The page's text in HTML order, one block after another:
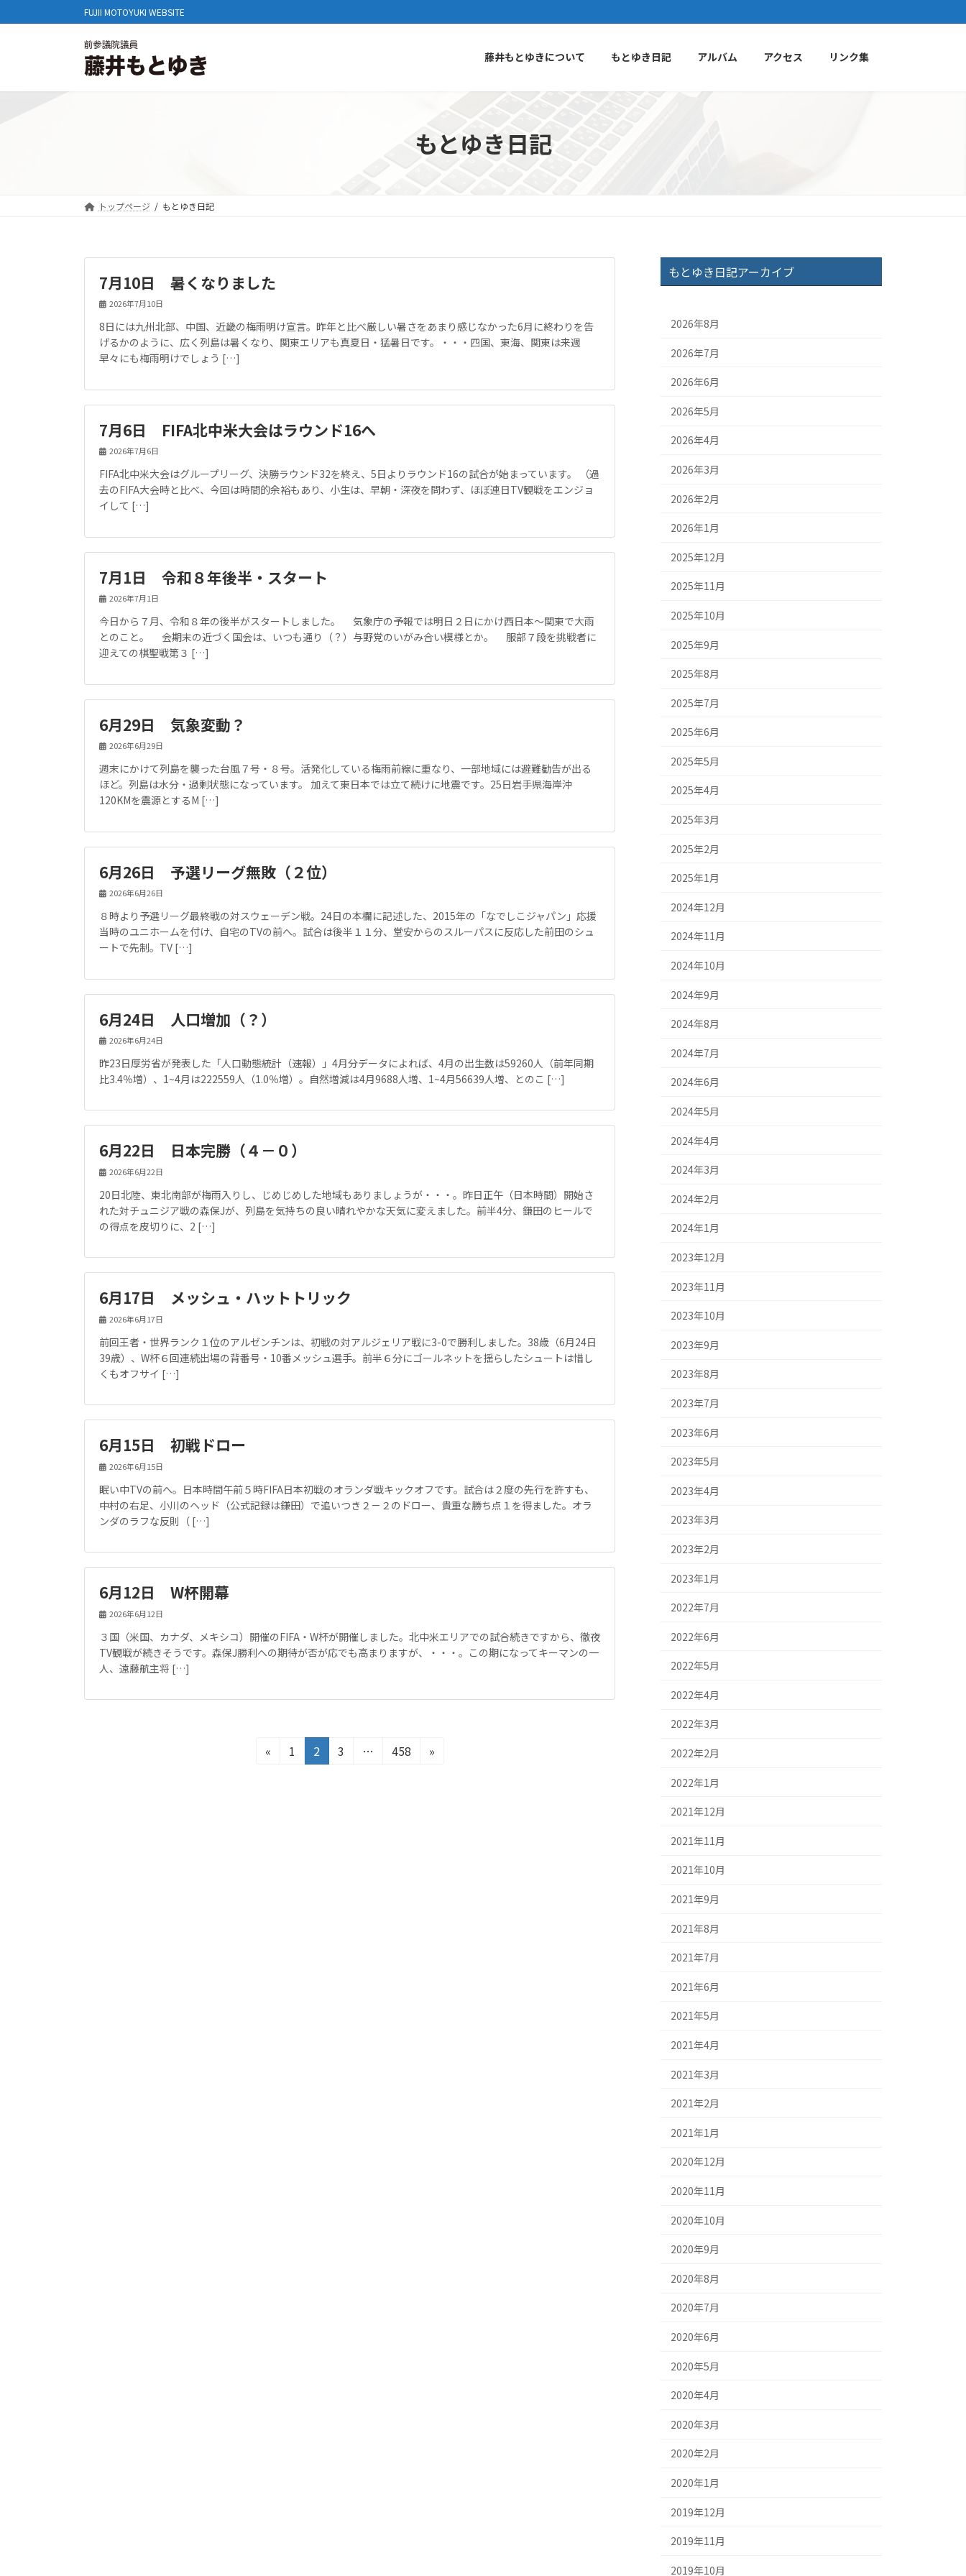
ン
へ
ビ
ョ
FUJII MOTOYUKI WEBSITE
藤井もとゆきについて もとゆき日記 アルバム アクセス リンク集
もとゆき日記
トップページ もとゆき日記
7月10日 暑くなりました
2026年7月10日
8日には九州北部、中国、近畿の梅雨明け宣言。昨年と比べ厳しい暑さをあまり感じなかった6月に終わりを告
げるかのように、広く列島は暑くなり、関東エリアも真夏日・猛暑日です。・・・四国、東海、関東は来週
早々にも梅雨明けでしょう […]
7月6日 FIFA北中米大会はラウンド16へ
2026年7月6日
FIFA北中米大会はグループリーグ、決勝ラウンド32を終え、5日よりラウンド16の試合が始まっています。 （過
去のFIFA大会時と比べ、今回は時間的余裕もあり、小生は、早朝・深夜を問わず、ほぼ連日TV観戦をエンジョ
イして […]
7月1日 令和８年後半・スタート
2026年7月1日
今日から７月、令和８年の後半がスタートしました。 気象庁の予報では明日２日にかけ西日本～関東で大雨
とのこと。 会期末の近づく国会は、いつも通り（？）与野党のいがみ合い模様とか。 服部７段を挑戦者に
迎えての棋聖戦第３ […]
6月29日 気象変動？
2026年6月29日
週末にかけて列島を襲った台風７号・８号。活発化している梅雨前線に重なり、一部地域には避難勧告が出る
ほど。列島は水分・過剰状態になっています。 加えて東日本では立て続けに地震です。25日岩手県海岸沖
120KMを震源とするM […]
6月26日 予選リーグ無敗（２位）
2026年6月26日
８時より予選リーグ最終戦の対スウェーデン戦。24日の本欄に記述した、2015年の「なでしこジャパン」応援
当時のユニホームを付け、自宅のTVの前へ。試合は後半１１分、堂安からのスルーパスに反応した前田のシュ
ートで先制。TV […]
6月24日 人口増加（？）
2026年6月24日
昨23日厚労省が発表した「人口動態統計（速報）」4月分データによれば、4月の出生数は59260人（前年同期
比3.4％増）、1~4月は222559人（1.0％増）。自然増減は4月9688人増、1~4月56639人増、とのこ […]
6月22日 日本完勝（４－０）
2026年6月22日
20日北陸、東北南部が梅雨入りし、じめじめした地域もありましょうが・・・。昨日正午（日本時間）開始さ
れた対チュニジア戦の森保Jが、列島を気持ちの良い晴れやかな天気に変えました。前半4分、鎌田のヒールで
の得点を皮切りに、2 […]
6月17日 メッシュ・ハットトリック
2026年6月17日
前回王者・世界ランク１位のアルゼンチンは、初戦の対アルジェリア戦に3-0で勝利しました。38歳（6月24日
39歳）、W杯６回連続出場の背番号・10番メッシュ選手。前半６分にゴールネットを揺らしたシュートは惜し
くもオフサイ […]
6月15日 初戦ドロー
2026年6月15日
眠い中TVの前へ。日本時間午前５時FIFA日本初戦のオランダ戦キックオフです。試合は２度の先行を許すも、
中村の右足、小川のヘッド（公式記録は鎌田）で追いつき２－２のドロー、貴重な勝ち点１を得ました。オラ
ンダのラフな反則（ […]
6月12日 W杯開幕
2026年6月12日
３国（米国、カナダ、メキシコ）開催のFIFA・W杯が開催しました。北中米エリアでの試合続きですから、徹夜
TV観戦が続きそうです。森保J勝利への期待が否が応でも高まりますが、・・・。この期になってキーマンの一
人、遠藤航主将 […]
«
固
1
固
定
2
固
3 …
固
458 »
もとゆき日記アーカイブ
2026年8月
2026年7月
2026年6月
2026年5月
2026年4月
2026年3月
2026年2月
2026年1月
2025年12月
2025年11月
2025年10月
2025年9月
2025年8月
2025年7月
2025年6月
2025年5月
2025年4月
2025年3月
2025年2月
2025年1月
2024年12月
2024年11月
2024年10月
2024年9月
2024年8月
2024年7月
2024年6月
2024年5月
2024年4月
2024年3月
2024年2月
2024年1月
2023年12月
2023年11月
2023年10月
2023年9月
2023年8月
2023年7月
2023年6月
2023年5月
2023年4月
2023年3月
2023年2月
2023年1月
2022年7月
2022年6月
2022年5月
2022年4月
2022年3月
2022年2月
2022年1月
2021年12月
2021年11月
2021年10月
2021年9月
2021年8月
2021年7月
2021年6月
2021年5月
2021年4月
2021年3月
2021年2月
2021年1月
2020年12月
2020年11月
2020年10月
2020年9月
2020年8月
2020年7月
2020年6月
2020年5月
2020年4月
2020年3月
2020年2月
2020年1月
2019年12月
2019年11月
2019年10月